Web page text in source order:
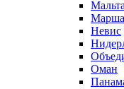
Мальта
Нeвис
Оман